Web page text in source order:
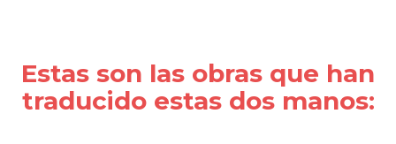
Estas son las obras que han
traducido estas dos manos: